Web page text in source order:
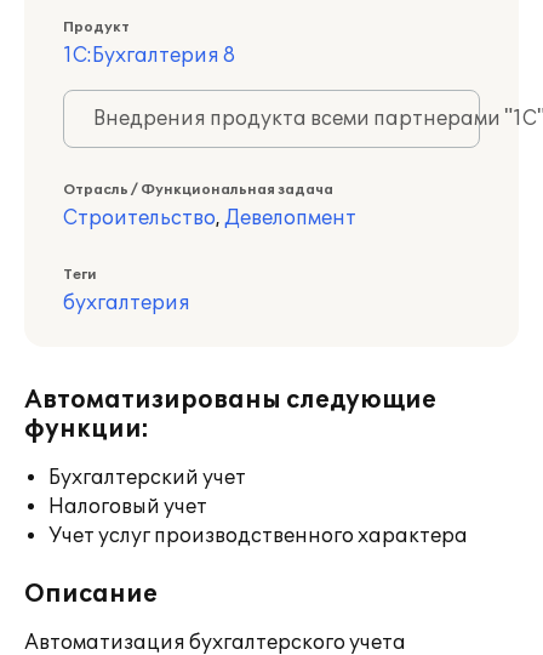
Продукт
1С:Бухгалтерия 8
Внедрения продукта всеми партнерами
Отрасль / Функциональная задача
Строительство, Девелопмент
Теги
бухгалтерия
Автоматизированы следующие
функции:
Бухгалтерский учет
Налоговый учет
Учет услуг производственного характера
Описание
Автоматизация бухгалтерского учета